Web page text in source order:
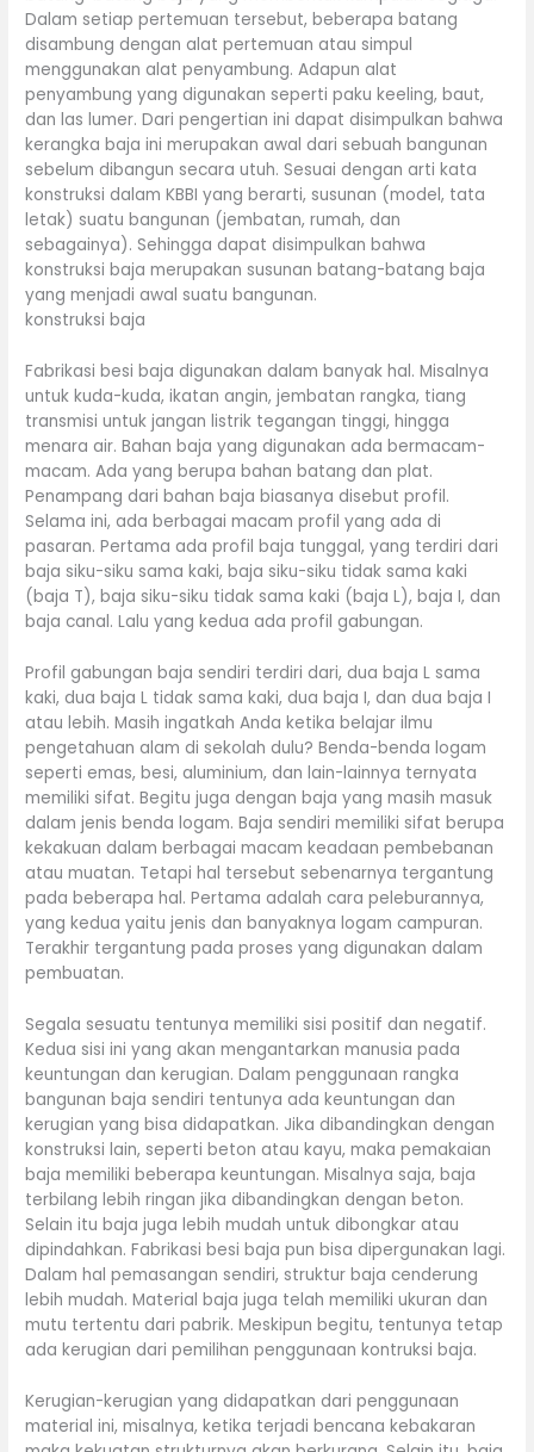
Dalam setiap pertemuan tersebut, beberapa batang
disambung dengan alat pertemuan atau simpul
menggunakan alat penyambung. Adapun alat
penyambung yang digunakan seperti paku keeling, baut,
dan las lumer. Dari pengertian ini dapat disimpulkan bahwa
kerangka baja ini merupakan awal dari sebuah bangunan
sebelum dibangun secara utuh. Sesuai dengan arti kata
konstruksi dalam KBBI yang berarti, susunan (model, tata
letak) suatu bangunan (jembatan, rumah, dan
sebagainya). Sehingga dapat disimpulkan bahwa
konstruksi baja merupakan susunan batang-batang baja
yang menjadi awal suatu bangunan.
konstruksi baja
Fabrikasi besi baja digunakan dalam banyak hal. Misalnya
untuk kuda-kuda, ikatan angin, jembatan rangka, tiang
transmisi untuk jangan listrik tegangan tinggi, hingga
menara air. Bahan baja yang digunakan ada bermacam-
macam. Ada yang berupa bahan batang dan plat.
Penampang dari bahan baja biasanya disebut profil.
Selama ini, ada berbagai macam profil yang ada di
pasaran. Pertama ada profil baja tunggal, yang terdiri dari
baja siku-siku sama kaki, baja siku-siku tidak sama kaki
(baja T), baja siku-siku tidak sama kaki (baja L), baja I, dan
baja canal. Lalu yang kedua ada profil gabungan.
Profil gabungan baja sendiri terdiri dari, dua baja L sama
kaki, dua baja L tidak sama kaki, dua baja I, dan dua baja I
atau lebih. Masih ingatkah Anda ketika belajar ilmu
pengetahuan alam di sekolah dulu? Benda-benda logam
seperti emas, besi, aluminium, dan lain-lainnya ternyata
memiliki sifat. Begitu juga dengan baja yang masih masuk
dalam jenis benda logam. Baja sendiri memiliki sifat berupa
kekakuan dalam berbagai macam keadaan pembebanan
atau muatan. Tetapi hal tersebut sebenarnya tergantung
pada beberapa hal. Pertama adalah cara peleburannya,
yang kedua yaitu jenis dan banyaknya logam campuran.
Terakhir tergantung pada proses yang digunakan dalam
pembuatan.
Segala sesuatu tentunya memiliki sisi positif dan negatif.
Kedua sisi ini yang akan mengantarkan manusia pada
keuntungan dan kerugian. Dalam penggunaan rangka
bangunan baja sendiri tentunya ada keuntungan dan
kerugian yang bisa didapatkan. Jika dibandingkan dengan
konstruksi lain, seperti beton atau kayu, maka pemakaian
baja memiliki beberapa keuntungan. Misalnya saja, baja
terbilang lebih ringan jika dibandingkan dengan beton.
Selain itu baja juga lebih mudah untuk dibongkar atau
dipindahkan. Fabrikasi besi baja pun bisa dipergunakan lagi.
Dalam hal pemasangan sendiri, struktur baja cenderung
lebih mudah. Material baja juga telah memiliki ukuran dan
mutu tertentu dari pabrik. Meskipun begitu, tentunya tetap
ada kerugian dari pemilihan penggunaan kontruksi baja.
Kerugian-kerugian yang didapatkan dari penggunaan
material ini, misalnya, ketika terjadi bencana kebakaran